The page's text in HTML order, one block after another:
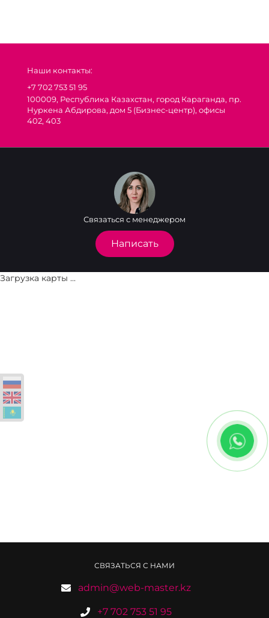
Наши контакты:
+7 702 753 51 95
100009, Республика Казахстан, город Караганда, пр.
Нуркена Абдирова, дом 5 (Бизнес-центр), офисы
402, 403
Связаться с менеджером
Написать
Загрузка карты ...
СВЯЗАТЬСЯ С НАМИ
admin@web-master.kz
+7 702 753 51 95